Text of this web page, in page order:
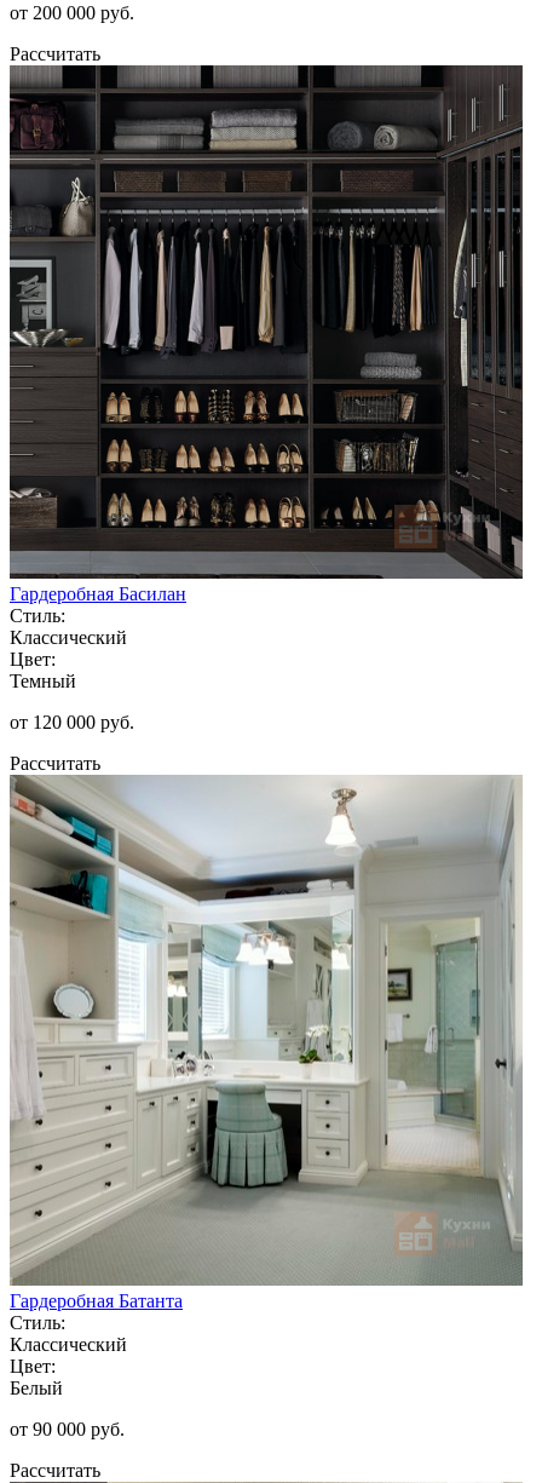
от 200 000 руб.
Рассчитать
Гардеробная Басилан
Стиль:
Классический
Цвет:
Темный
от 120 000 руб.
Рассчитать
Гардеробная Батанта
Стиль:
Классический
Цвет:
Белый
от 90 000 руб.
Рассчитать